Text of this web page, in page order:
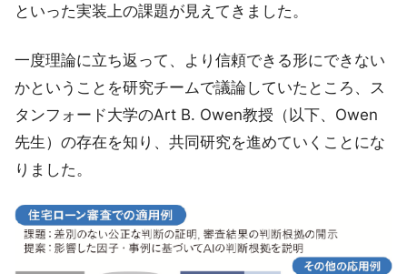
といった実装上の課題が見えてきました。
一度理論に立ち返って、より信頼できる形にできない
かということを研究チームで議論していたところ、ス
タンフォード大学のArt B. Owen教授（以下、Owen
先生）の存在を知り、共同研究を進めていくことにな
りました。